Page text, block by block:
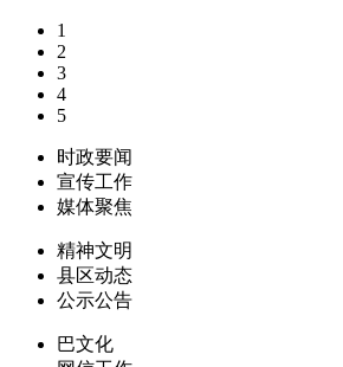
1
2
3
4
5
时政要闻
宣传工作
媒体聚焦
精神文明
县区动态
公示公告
巴文化